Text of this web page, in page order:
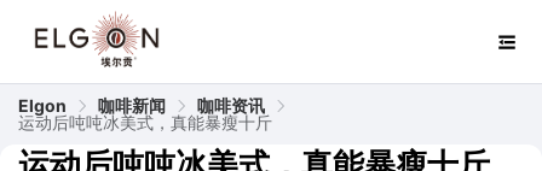
Elgon 咖啡新闻
咖啡资讯
运动后吨吨冰美式，真能暴瘦十斤